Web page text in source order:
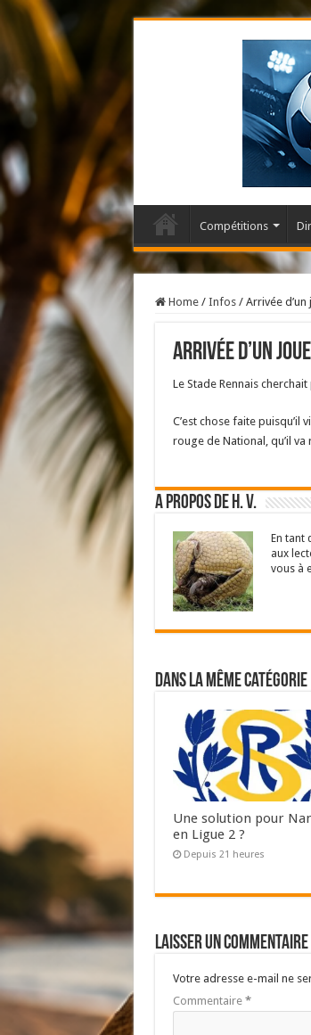
Compétitions
Home / Infos / Arrivée
Arrivée d’un
Le Stade Rennais
C’est chose faite
rouge de National, qu’il
A propos de H. V.
En tant
aux
vous à
Dans la même catégorie
Une solution pour
en Ligue 2 ?
Depuis 21 heures
Laisser un commentaire
Votre adresse e-mail ne
Commentaire *